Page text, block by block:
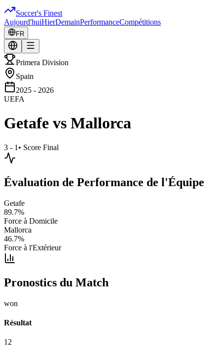
Soccer's Finest
Aujourd'huiHierDemainPerformanceCompétitions
FR
Primera Division
Spain
2025 - 2026
UEFA
Getafe vs Mallorca
3 - 1 • Score Final
Évaluation de Performance de l'Équipe
Getafe
89.7%
Force à Domicile
Mallorca
46.7%
Force à l'Extérieur
Pronostics du Match
won
Résultat
12